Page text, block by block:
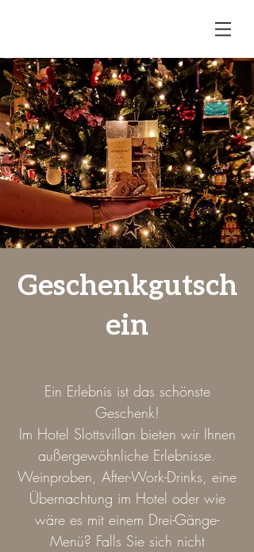
Geschenkgutsch
ein
Ein Erlebnis ist das schönste
Geschenk!
Im Hotel Slottsvillan bieten wir Ihnen
außergewöhnliche Erlebnisse.
Weinproben, After-Work-Drinks, eine
Übernachtung im Hotel oder wie
wäre es mit einem Drei-Gänge-
Menü? Falls Sie sich nicht